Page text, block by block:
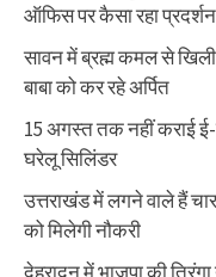
ऑफिस पर कैसा रहा
सावन में ब्रह्म कमल से
बाबा को कर रहे अर्पित
15 अगस्त तक नहीं कराई ई-
घरेलू सिलिंडर
उत्तराखंड में लगने वाले हैं
को मिलेगी नौकरी